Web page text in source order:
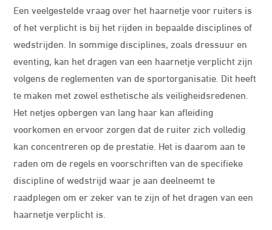
Een veelgestelde vraag over het haarnetje voor ruiters is
of het verplicht is bij het rijden in bepaalde disciplines of
wedstrijden. In sommige disciplines, zoals dressuur en
eventing, kan het dragen van een haarnetje verplicht zijn
volgens de reglementen van de sportorganisatie. Dit heeft
te maken met zowel esthetische als veiligheidsredenen.
Het netjes opbergen van lang haar kan afleiding
voorkomen en ervoor zorgen dat de ruiter zich volledig
kan concentreren op de prestatie. Het is daarom aan te
raden om de regels en voorschriften van de specifieke
discipline of wedstrijd waar je aan deelneemt te
raadplegen om er zeker van te zijn of het dragen van een
haarnetje verplicht is.